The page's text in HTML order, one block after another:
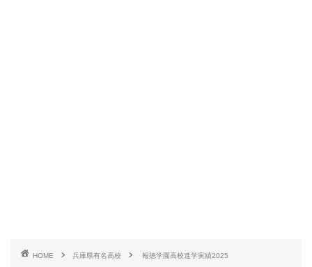
HOME 兵庫県有名高校 報徳学園高校進学実績2025